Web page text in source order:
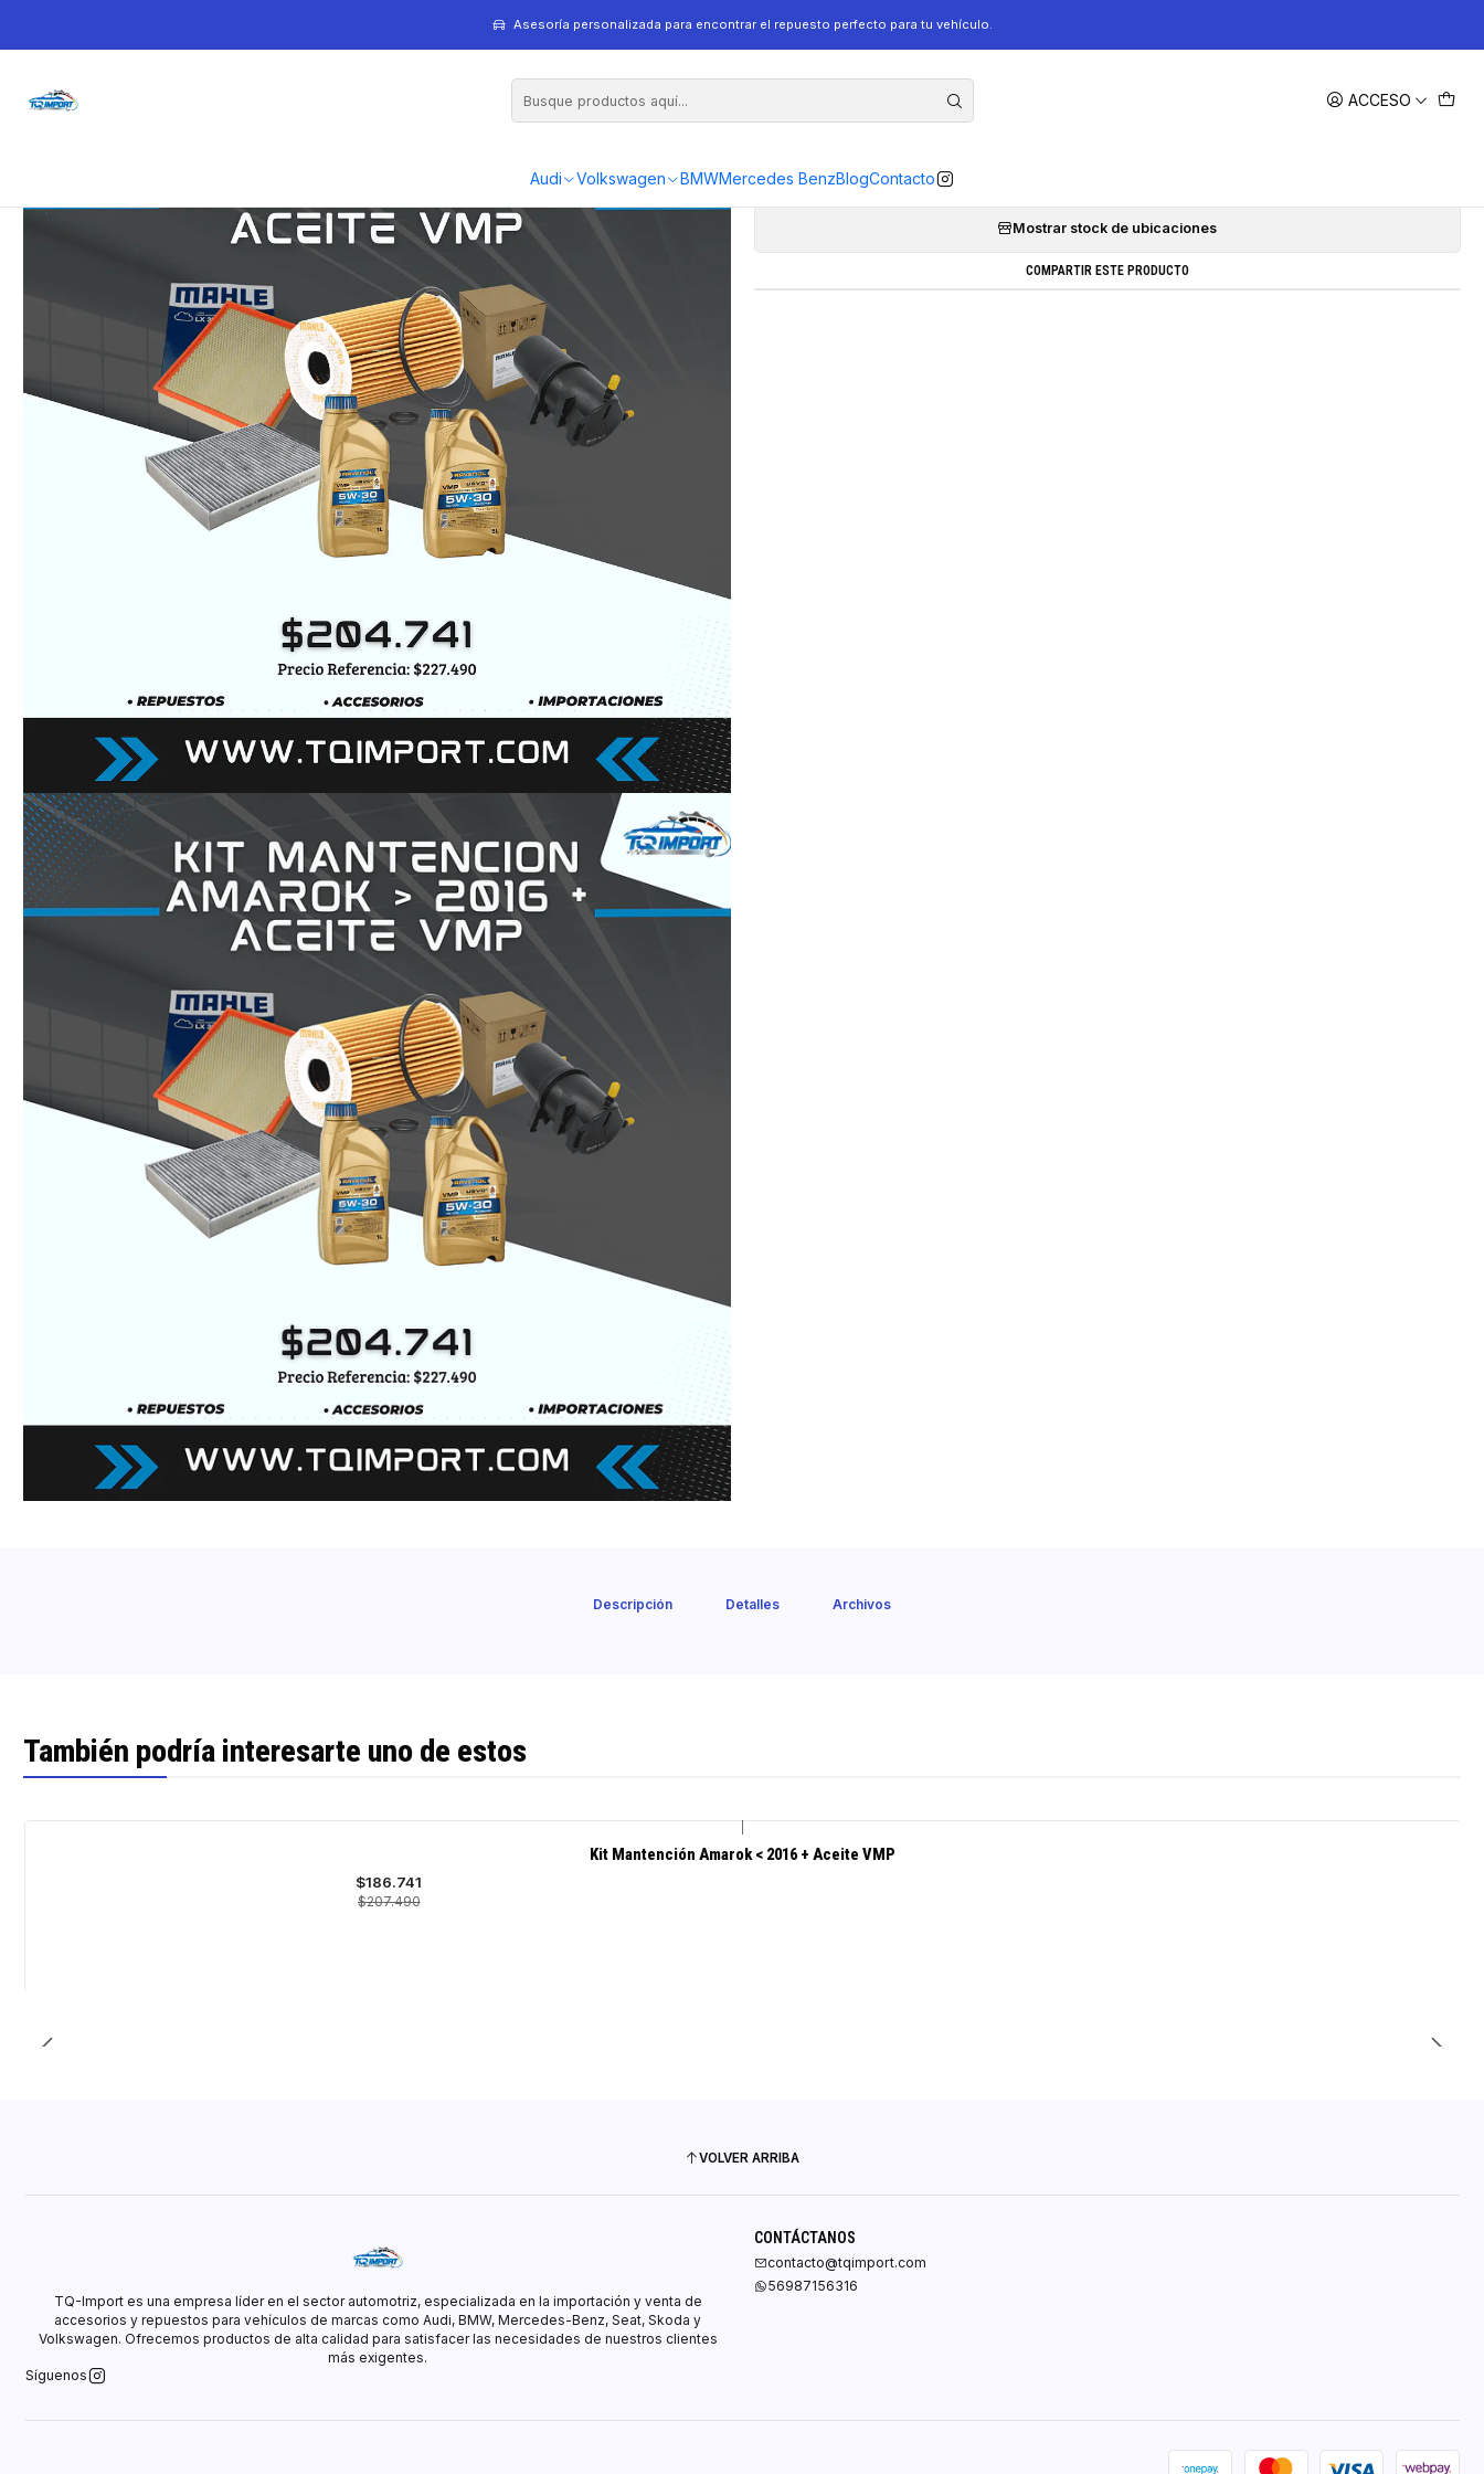
ACCESO
Audi Volkswagen BMWMercedes BenzBlogContacto
Asesoría personalizada para encontrar el repuesto perfecto para tu vehículo.
Kit Mantención Amarok > 2016 + Aceite VMP
Mostrar stock de ubicaciones
COMPARTIR ESTE PRODUCTO
Descripción Detalles Archivos
También podría interesarte uno de estos
Kit Mantención Amarok < 2016 + Aceite VMP
$186.741
$207.490
VOLVER ARRIBA
TQ-Import es una empresa líder en el sector automotriz, especializada en la importación y venta de
accesorios y repuestos para vehículos de marcas como Audi, BMW, Mercedes-Benz, Seat, Skoda y
Volkswagen. Ofrecemos productos de alta calidad para satisfacer las necesidades de nuestros clientes
más exigentes.
Síguenos
CONTÁCTANOS
contacto@tqimport.com
56987156316